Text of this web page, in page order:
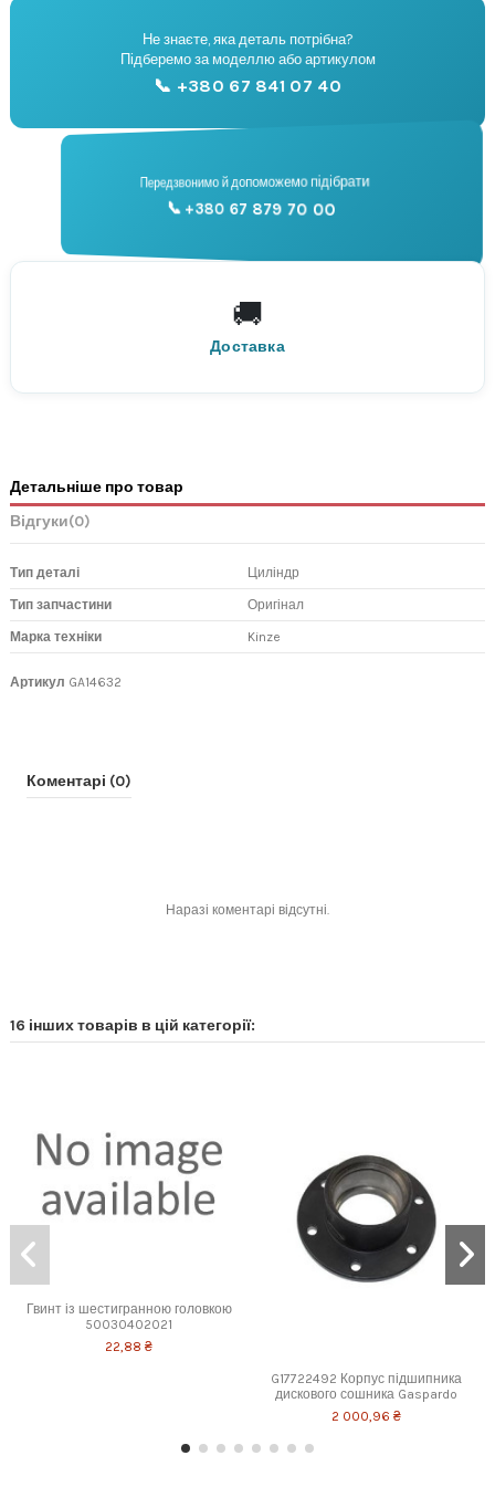
🔧
Підбір запчастин
Не знаєте, яка деталь потрібна?
Підберемо за моделлю або артикулом
📞 +380 67 841 07 40
📞
Консультація
Передзвонимо й допоможемо підібрати
📞 +380 67 879 70 00
🚚
Доставка
По всій Україні
Нова Пошта
Детальніше про товар
Відгуки(0)
Тип деталі Циліндр
Тип запчастини Оригінал
Марка техніки Kinze
Артикул GA14632
Коментарі (0)
Наразі коментарі відсутні.
16 інших товарів в цій категорії:
Гвинт із шестигранною головкою
50030402021
22,88 ₴
G17722492 Корпус підшипника
дискового сошника Gaspardo
2 000,96 ₴